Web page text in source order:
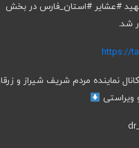
#عشایر #استان_فارس در بخش
شد.
https://
کانال نماینده مردم شریف شیراز و
ویراستی